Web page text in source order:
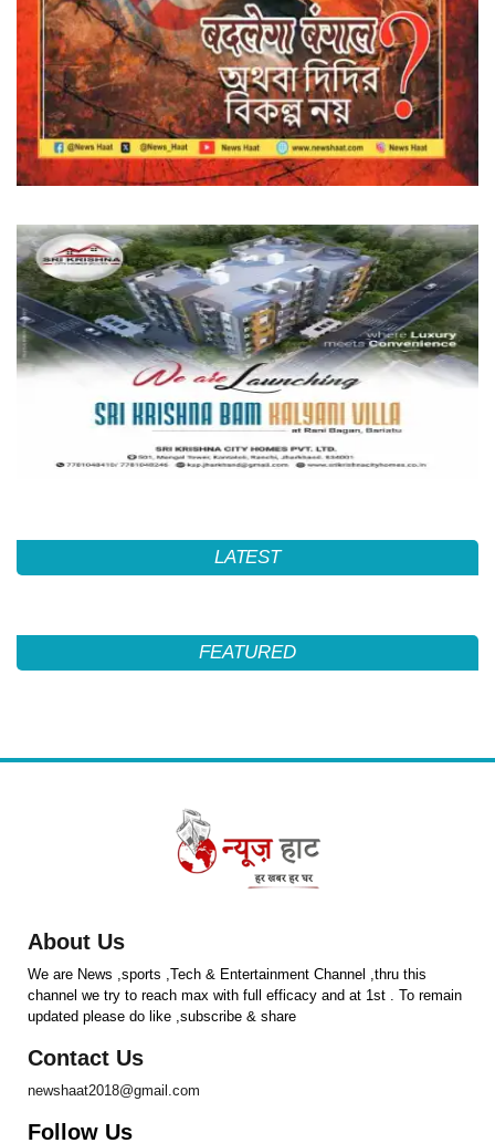
LATEST
FEATURED
About Us
We are News ,sports ,Tech & Entertainment Channel ,thru this
channel we try to reach max with full efficacy and at 1st . To remain
updated please do like ,subscribe & share
Contact Us
newshaat2018@gmail.com
Follow Us